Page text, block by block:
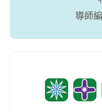
導師